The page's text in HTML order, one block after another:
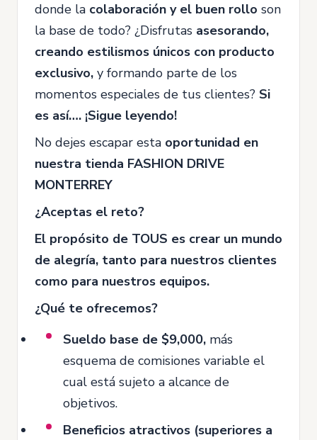
donde la colaboración y el buen rollo son
la base de todo? ¿Disfrutas asesorando,
creando estilismos únicos con producto
exclusivo, y formando parte de los
momentos especiales de tus clientes? Si
es así…. ¡Sigue leyendo!
No dejes escapar esta oportunidad en
nuestra tienda FASHION DRIVE
MONTERREY
¿Aceptas el reto?
El propósito de TOUS es crear un mundo
de alegría, tanto para nuestros clientes
como para nuestros equipos.
¿Qué te ofrecemos?
Sueldo base de $9,000, más
esquema de comisiones variable el
cual está sujeto a alcance de
objetivos.
Beneficios atractivos (superiores a